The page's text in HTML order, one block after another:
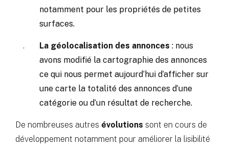
notamment pour les propriétés de petites
surfaces.
La géolocalisation des annonces : nous
avons modifié la cartographie des annonces
ce qui nous permet aujourd’hui d’afficher sur
une carte la totalité des annonces d’une
catégorie ou d’un résultat de recherche.
De nombreuses autres évolutions sont en cours de
développement notamment pour améliorer la lisibilité